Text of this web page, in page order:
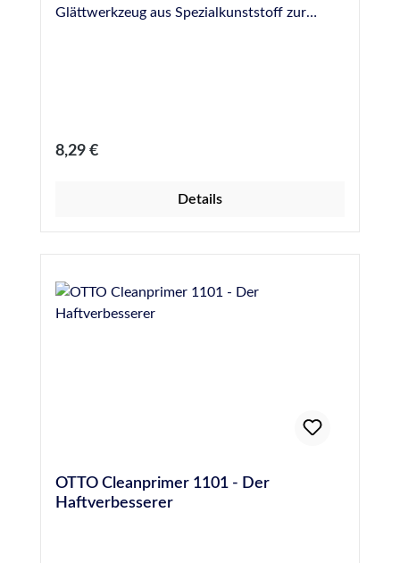
Glättwerkzeug aus Spezialkunststoff zur
Regulärer Preis:
8,29 €
Details
OTTO Cleanprimer 1101 - Der
Haftverbesserer